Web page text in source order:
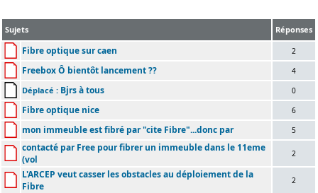
Sujets Réponses
Fibre optique sur caen 2
Freebox Ô bientôt lancement ?? 4
Déplacé : Bjrs à tous 0
Fibre optique nice 6
mon immeuble est fibré par "cite Fibre"...donc par 5
contacté par Free pour fibrer un immeuble dans le 11eme
(vol
2
L'ARCEP veut casser les obstacles au déploiement de la
Fibre
2